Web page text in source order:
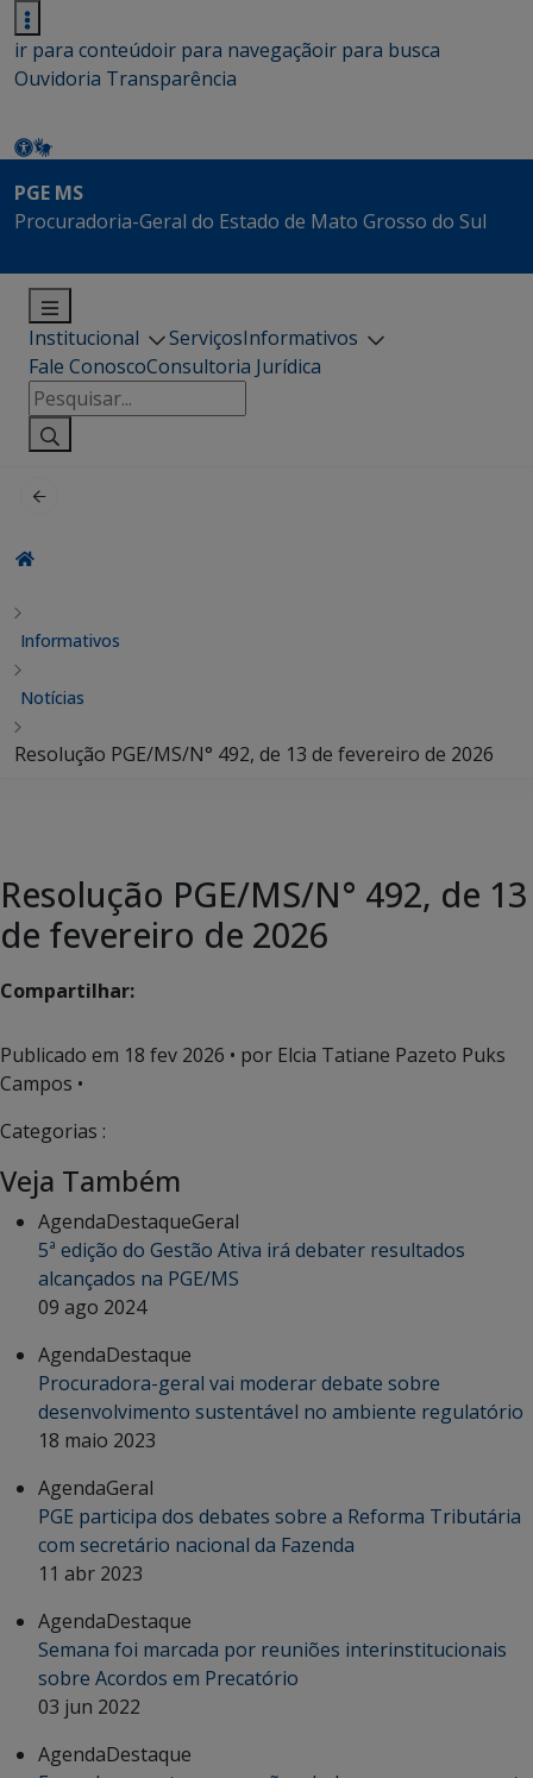
ir para conteúdoir para navegaçãoir para busca
Ouvidoria Transparência
PGE MS
Procuradoria-Geral do Estado de Mato Grosso do Sul
Institucional ServiçosInformativos
Fale ConoscoConsultoria Jurídica
Pesquisar
por:
Informativos
Notícias
Resolução PGE/MS/N° 492, de 13 de fevereiro de 2026
Resolução PGE/MS/N° 492, de 13
de fevereiro de 2026
Compartilhar:
Publicado em 18 fev 2026 • por Elcia Tatiane Pazeto Puks
Campos •
Categorias :
Veja Também
AgendaDestaqueGeral
5ª edição do Gestão Ativa irá debater resultados
alcançados na PGE/MS
09 ago 2024
AgendaDestaque
Procuradora-geral vai moderar debate sobre
desenvolvimento sustentável no ambiente regulatório
18 maio 2023
AgendaGeral
PGE participa dos debates sobre a Reforma Tributária
com secretário nacional da Fazenda
11 abr 2023
AgendaDestaque
Semana foi marcada por reuniões interinstitucionais
sobre Acordos em Precatório
03 jun 2022
AgendaDestaque